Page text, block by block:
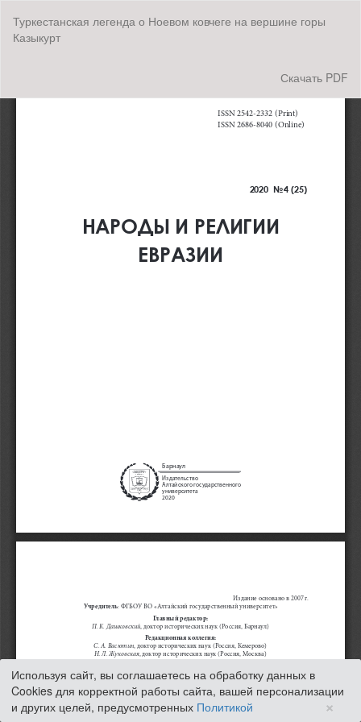
Подробностям
Туркестанская легенда о Ноевом ковчеге на вершине горы
Казыкурт
Скачать
Скачать PDF
Используя сайт, вы соглашаетесь на обработку данных в
Cookies для корректной работы сайта, вашей персонализации
и других целей, предусмотренных Политикой ×